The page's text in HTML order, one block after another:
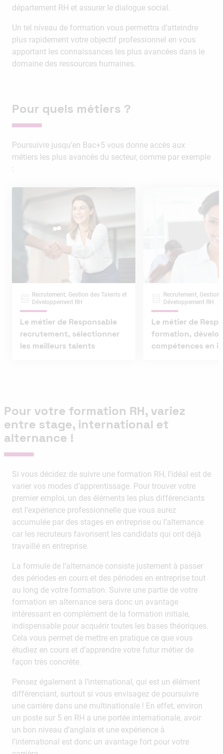
département RH et assurer le dialogue social.
Un tel niveau de formation vous permettra d’atteindre
plus rapidement votre objectif professionnel en vous
apportant les connaissances les plus avancées dans le
domaine des ressources humaines.
Pour quels métiers ?
Poursuivre jusqu’en Bac+5 vous donne accès aux
métiers les plus avancés du secteur, comme par exemple
:
Recrutement, Gestion des Talents et
Développement RH
Le métier de Responsable
recrutement, sélectionner
les meilleurs talents
Recrutement, Gestion
Développement RH
Le métier de
formation,
compétences en
Pour votre formation RH, variez
entre stage, international et
alternance !
Si vous décidez de suivre une formation RH, l’idéal est de
varier vos modes d’apprentissage. Pour trouver votre
premier emploi, un des éléments les plus différenciants
est l’expérience professionnelle que vous aurez
accumulée par des stages en entreprise ou l’alternance
car les recruteurs favorisent les candidats qui ont déjà
travaillé en entreprise.
La formule de l’alternance consiste justement à passer
des périodes en cours et des périodes en entreprise tout
au long de votre formation. Suivre une partie de votre
formation en alternance sera donc un avantage
intéressant en complément de la formation initiale,
indispensable pour acquérir toutes les bases théoriques.
Cela vous permet de mettre en pratique ce que vous
étudiez en cours et d’apprendre votre futur métier de
façon très concrète.
Pensez également à l’international, qui est un élément
différenciant, surtout si vous envisagez de poursuivre
une carrière dans une multinationale ! En effet, environ
un poste sur 5 en RH a une portée internationale, avoir
un bon niveau d’anglais et une expérience à
l’international est donc un avantage fort pour votre